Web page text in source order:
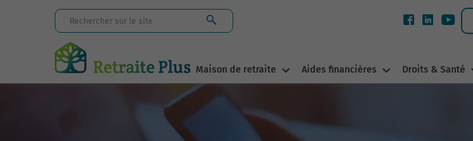
Maison de retraite Aides financières Droits & Santé